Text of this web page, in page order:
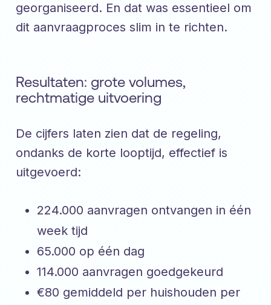
georganiseerd. En dat was essentieel om
dit aanvraagproces slim in te richten.
Resultaten: grote volumes,
rechtmatige uitvoering
De cijfers laten zien dat de regeling,
ondanks de korte looptijd, effectief is
uitgevoerd:
224.000 aanvragen ontvangen in één
week tijd
65.000 op één dag
114.000 aanvragen goedgekeurd
€80 gemiddeld per huishouden per